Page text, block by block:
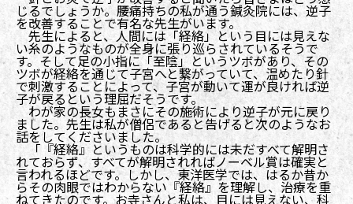
じるでしょうか。腰痛持ちの私が通う鍼灸院には、逆子
を改善することで有名な先生がいます。
先生によると、人間には「経絡」という目には見えな
い糸のようなものが全身に張り巡らされているそうで
す。そして足の小指に「至陰」というツボがあり、その
ツボが経絡を通じて子宮へと繋がっていて、温めたり針
で刺激することによって、子宮が動いて運が良ければ逆
子が戻るという理屈だそうです。
わが家の長女もまさにその施術により逆子が元に戻り
ました。先生は私が僧侶であると告げると次のようなお
話をしてくださいました。
「『経絡』というものは科学的には未だすべて解明さ
れておらず、すべてが解明されればノーベル賞は確実と
言われるほどです。しかし、東洋医学では、はるか昔か
らその肉眼ではわからない『経絡』を理解し、治療を重
ねてきたのです。お寺さんと私は、目には見えない、科